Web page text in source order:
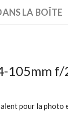
LA BOÎTE
105mm f/
pour la photo